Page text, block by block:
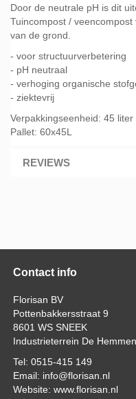
Door de neutrale pH is dit
Tuincompost /
van de grond.
- voor structuurverbetering
- pH neutraal
- verhoging organische
- ziektevrij
Verpakkingseenheid: 45 liter
Pallet: 60x45L
REVIEWS
Contact info
Florisan BV
Pottenbakkersstraat 9
8601 WS SNEEK
Industrieterrein De Hemmen
Tel: 0515-415 149
Email: info@florisan.nl
Website: www.florisan.nl